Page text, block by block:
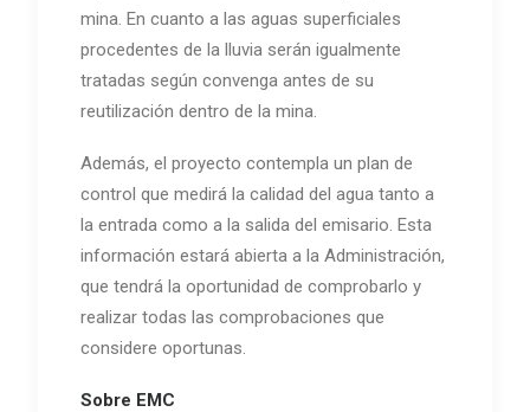
mina. En cuanto a las aguas superficiales
procedentes de la lluvia serán igualmente
tratadas según convenga antes de su
reutilización dentro de la mina.
Además, el proyecto contempla un plan de
control que medirá la calidad del agua tanto a
la entrada como a la salida del emisario. Esta
información estará abierta a la Administración,
que tendrá la oportunidad de comprobarlo y
realizar todas las comprobaciones que
considere oportunas.
Sobre EMC